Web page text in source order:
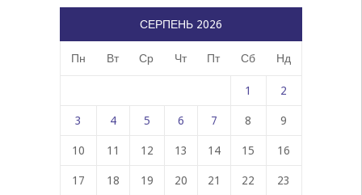
СЕРПЕНЬ 2026
Пн Вт Ср Чт Пт Сб Нд
1 2
3 4 5 6 7 8 9
10 11 12 13 14 15 16
17 18 19 20 21 22 23